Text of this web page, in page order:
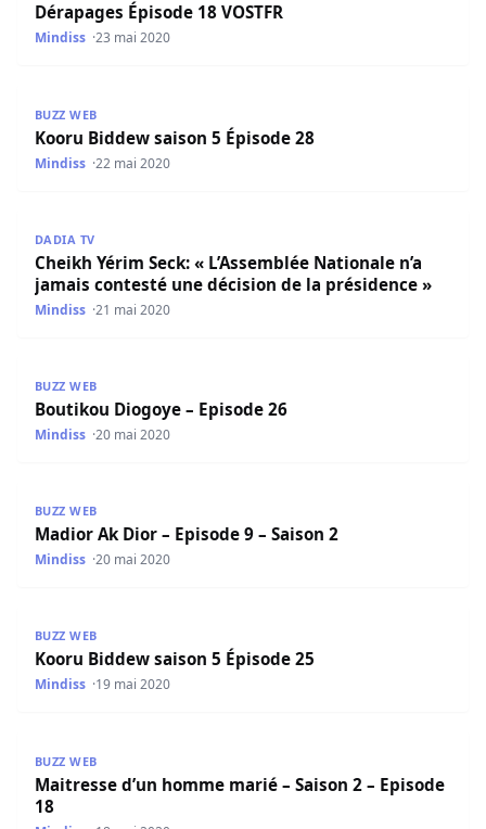
Dérapages Épisode 18 VOSTFR
Mindiss 23 mai 2020
BUZZ WEB
Kooru Biddew saison 5 Épisode 28
Mindiss 22 mai 2020
DADIA TV
Cheikh Yérim Seck: « L’Assemblée Nationale n’a
jamais contesté une décision de la présidence »
Mindiss 21 mai 2020
BUZZ WEB
Boutikou Diogoye – Episode 26
Mindiss 20 mai 2020
BUZZ WEB
Madior Ak Dior – Episode 9 – Saison 2
Mindiss 20 mai 2020
BUZZ WEB
Kooru Biddew saison 5 Épisode 25
Mindiss 19 mai 2020
BUZZ WEB
Maitresse d’un homme marié – Saison 2 – Episode
18